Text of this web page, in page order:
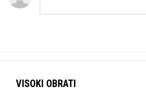
VISOKI OBRATI